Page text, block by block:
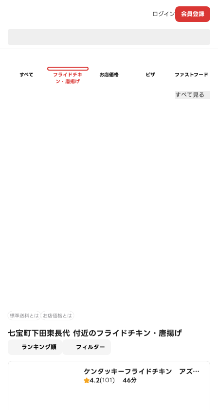
ログイン 会員登録
すべて
フライドチキ
ン・唐揚げ
お店価格 ピザ ファストフード
すべて見る
標準送料とは お店価格とは
七宝町下田東長代 付近のフライドチキン・唐揚げ
ランキング順 フィルター
ケンタッキーフライドチキン アズパ
ーク千音寺店
4.2(101) 46分